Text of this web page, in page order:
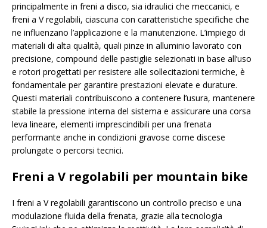
principalmente in freni a disco, sia idraulici che meccanici, e
freni a V regolabili, ciascuna con caratteristiche specifiche che
ne influenzano l’applicazione e la manutenzione. L’impiego di
materiali di alta qualità, quali pinze in alluminio lavorato con
precisione, compound delle pastiglie selezionati in base all’uso
e rotori progettati per resistere alle sollecitazioni termiche, è
fondamentale per garantire prestazioni elevate e durature.
Questi materiali contribuiscono a contenere l’usura, mantenere
stabile la pressione interna del sistema e assicurare una corsa
leva lineare, elementi imprescindibili per una frenata
performante anche in condizioni gravose come discese
prolungate o percorsi tecnici.
Freni a V regolabili per mountain bike
I freni a V regolabili garantiscono un controllo preciso e una
modulazione fluida della frenata, grazie alla tecnologia